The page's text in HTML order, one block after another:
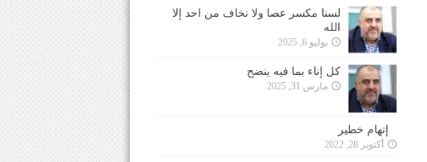
لسنا مكسر عصا ولا نخاف من احد إلا
الله
يوليو 6, 2025
كل إناء بما فيه ينضح
مارس 31, 2025
إتهام خطير
أكتوبر 28, 2022